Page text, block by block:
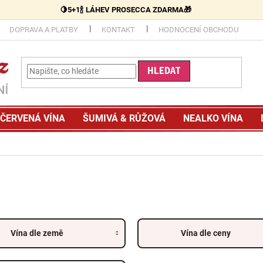
🍋5+1🍾 LÁHEV PROSECCA ZDARMA🎁
DOPRAVA A PLATBY KONTAKT HODNOCENÍ OBCHODU
HLEDAT
ČERVENÁ VÍNA ŠUMIVÁ & RŮŽOVÁ NEALKO VÍNA
Vína dle země Vína dle ceny